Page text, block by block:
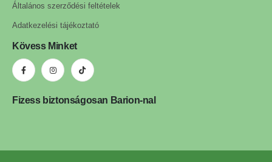
Általános szerződési feltételek
Adatkezelési tájékoztató
Kövess Minket
Fizess biztonságosan Barion-nal